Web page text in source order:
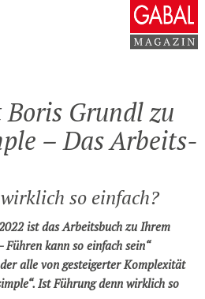
Grundl zu
– Das Arbeits­
so einfach?
ist das Arbeitsbuch zu Ihrem
Führen kann so einfach sein“
alle von gesteigerter Komplexität
Ist Führung denn wirklich so